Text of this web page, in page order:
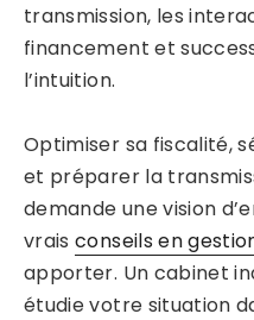
transmission, les
financement et
l’intuition.
Optimiser sa fiscalité,
et préparer la
demande une vision
vraisconseils en
apporter. Un cabinet
étudie votre situation